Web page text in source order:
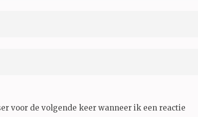
voor de volgende keer wanneer ik een reactie